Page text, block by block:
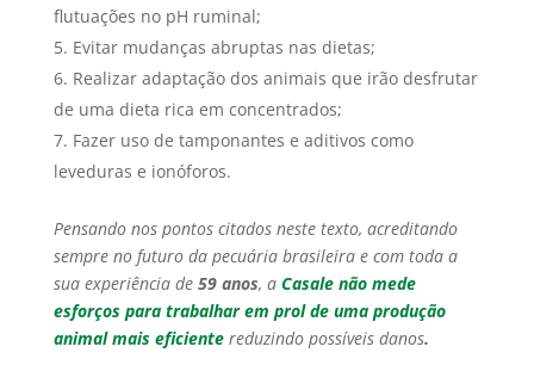
flutuações no pH ruminal;
Evitar mudanças abruptas nas dietas;
Realizar adaptação dos animais que irão desfrutar
de uma dieta rica em concentrados;
Fazer uso de tamponantes e aditivos como
leveduras e ionóforos.
Pensando nos pontos citados neste texto, acreditando
sempre no futuro da pecuária brasileira e com toda a
sua experiência de 59 anos, a Casale não mede
esforços para trabalhar em prol de uma produção
animal mais eficiente reduzindo possíveis danos.